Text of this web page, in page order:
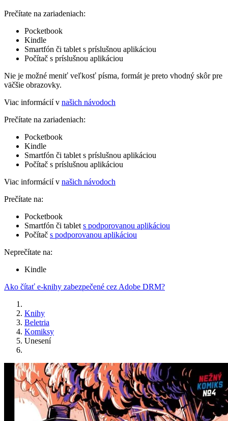
Prečítate na zariadeniach:
Pocketbook
Kindle
Smartfón či tablet s príslušnou aplikáciou
Počítač s príslušnou aplikáciou
Nie je možné meniť veľkosť písma, formát je preto vhodný skôr pre
väčšie obrazovky.
Viac informácií v našich návodoch
Prečítate na zariadeniach:
Pocketbook
Kindle
Smartfón či tablet s príslušnou aplikáciou
Počítač s príslušnou aplikáciou
Viac informácií v našich návodoch
Prečítate na:
Pocketbook
Smartfón či tablet s podporovanou aplikáciou
Počítač s podporovanou aplikáciou
Neprečítate na:
Kindle
Ako čítať e-knihy zabezpečené cez Adobe DRM?
Knihy
Beletria
Komiksy
Unesení